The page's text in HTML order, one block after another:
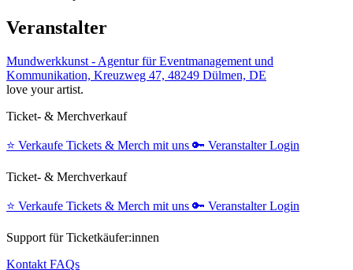
Veranstalter
Mundwerkkunst - Agentur für Eventmanagement und
Kommunikation, Kreuzweg 47, 48249 Dülmen, DE
love your artist.
Ticket- & Merchverkauf
⭐️ Verkaufe Tickets & Merch mit uns 🔑 Veranstalter Login
Ticket- & Merchverkauf
⭐️ Verkaufe Tickets & Merch mit uns 🔑 Veranstalter Login
Support für Ticketkäufer:innen
Kontakt FAQs